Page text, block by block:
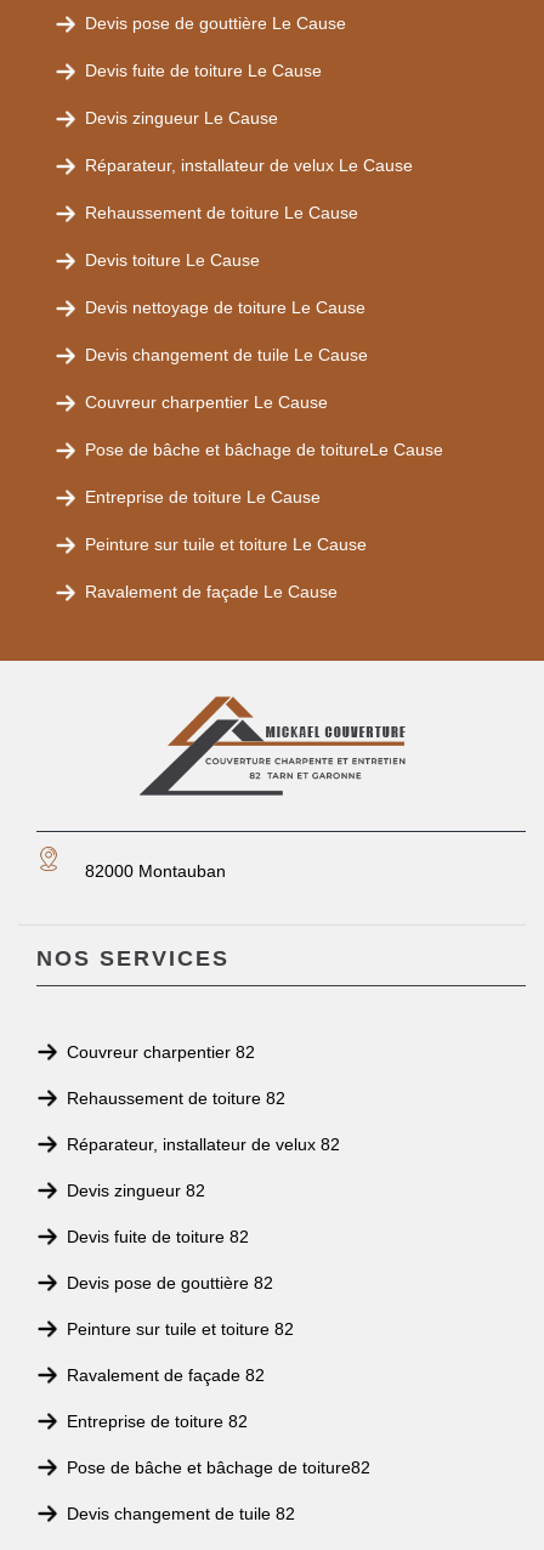
Devis pose de gouttière Le Cause
Devis fuite de toiture Le Cause
Devis zingueur Le Cause
Réparateur, installateur de velux Le Cause
Rehaussement de toiture Le Cause
Devis toiture Le Cause
Devis nettoyage de toiture Le Cause
Devis changement de tuile Le Cause
Couvreur charpentier Le Cause
Pose de bâche et bâchage de toitureLe Cause
Entreprise de toiture Le Cause
Peinture sur tuile et toiture Le Cause
Ravalement de façade Le Cause
82000 Montauban
NOS SERVICES
Couvreur charpentier 82
Rehaussement de toiture 82
Réparateur, installateur de velux 82
Devis zingueur 82
Devis fuite de toiture 82
Devis pose de gouttière 82
Peinture sur tuile et toiture 82
Ravalement de façade 82
Entreprise de toiture 82
Pose de bâche et bâchage de toiture82
Devis changement de tuile 82